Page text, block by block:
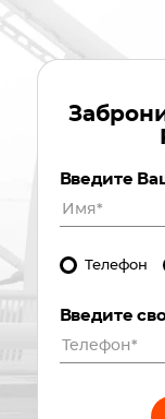
Введите
Телефон
Введите